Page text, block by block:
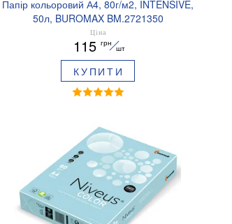
Папір кольоровий А4, 80г/м2, INTENSIVE,
50л, BUROMAX BM.2721350
Ціна
115 грн
шт
КУПИТИ